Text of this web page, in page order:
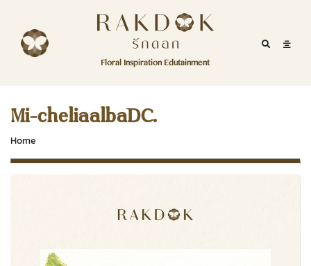
RakDok (รักดอก)
Floral Inspiration Edutainment
Mobile
RakDok
Menu
MAGAZINE
EDUTAINMENT
Mi-cheliaalbaDC.
Home